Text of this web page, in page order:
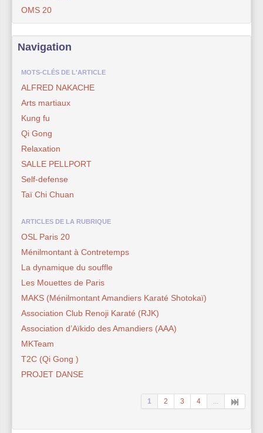
OMS 20
Navigation
MOTS-CLÉS DE L'ARTICLE
ALFRED NAKACHE
Arts martiaux
Kung fu
Qi Gong
Relaxation
SALLE PELLPORT
Self-defense
Taï Chi Chuan
ARTICLES DE LA RUBRIQUE
OSL Paris 20
Ménilmontant à Contretemps
La dynamique du souffle
Les Mouettes de Paris
MAKS (Ménilmontant Amandiers Karaté Shotokaï)
Association Club Renoji Karaté (RJK)
Association d’Aïkido des Amandiers (AAA)
MKTeam
T2C (Qi Gong )
PROJET DANSE
1 2 3 4